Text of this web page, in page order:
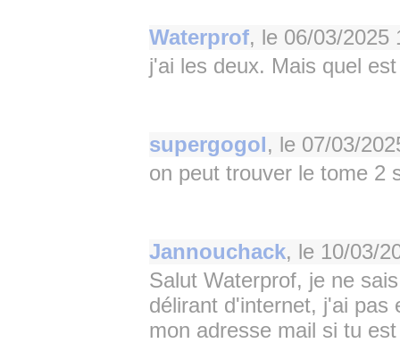
Waterprof, le 06/03/2025
j'ai les deux. Mais quel
supergogol, le 07/03/
on peut trouver le tome 2
Jannouchack, le 10/03/
Salut Waterprof, je ne
délirant d'internet, j'ai pas
mon adresse mail si tu